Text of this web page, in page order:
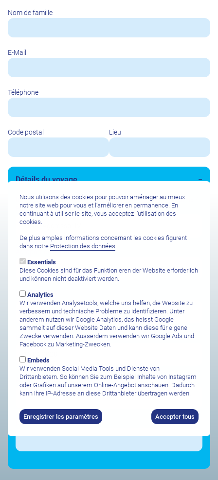
Nom de famille
E-Mail
Téléphone
Code postal Lieu
Détails du voyage
Intérêt pour (Hôtel / Centre de plongée / Plongée entre amis /
Bateau de croisière)
Aéroport de départ
Safari Abreise
Safari Ankunft
Anzahl Personen
Durée de séjour souhaitée
Nous utilisons des cookies pour pouvoir aménager au mieux
notre site web pour vous et l’améliorer en permanence. En
continuant à utiliser le site, vous acceptez l’utilisation des
cookies.
De plus amples informations concernant les cookies figurent
dans notre Protection des données
Essentials
Diese Cookies sind für das Funktionieren der Website erforderlich
und können nicht deaktiviert werden.
Analytics
Wir verwenden Analysetools, welche uns helfen, die Website zu
verbessern und technische Probleme zu identifizieren. Unter
anderem nutzen wir Google Analytics, das heisst Google
sammelt auf dieser Website Daten und kann diese für eigene
Zwecke verwenden. Ausserdem verwenden wir Google Ads und
Facebook zu Marketing-Zwecken.
Embeds
Wir verwenden Social Media Tools und Dienste von
Drittanbietern. So können Sie zum Beispiel Inhalte von Instagram
oder Grafiken auf unserem Online-Angebot anschauen. Dadurch
kann Ihre IP-Adresse an diese Drittanbieter übertragen werden.
Enregistrer les paramètres Accepter tous